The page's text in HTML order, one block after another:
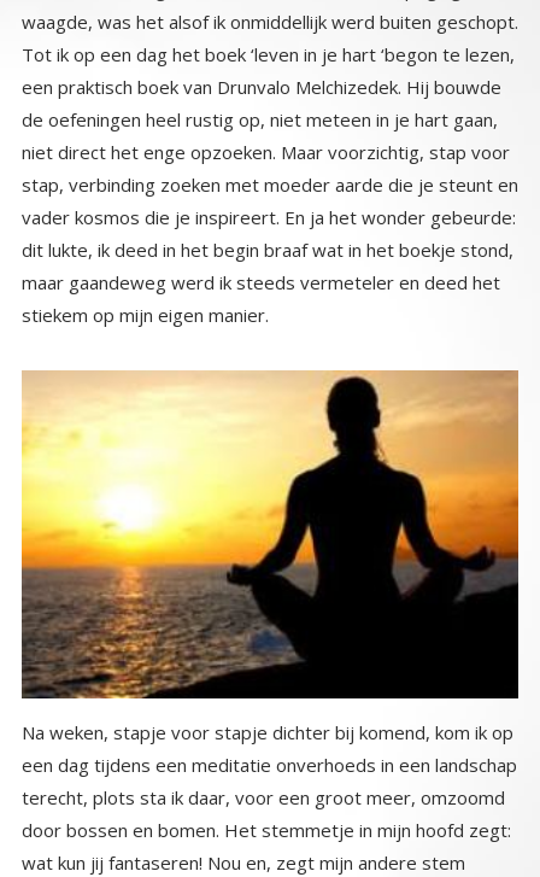
stiekem op mijn eigen manier.
Na weken, stapje voor stapje dichter bij komend, kom ik op
een dag tijdens een meditatie onverhoeds in een landschap
terecht, plots sta ik daar, voor een groot meer, omzoomd
door bossen en bomen. Het stemmetje in mijn hoofd zegt:
wat kun jij fantaseren! Nou en, zegt mijn andere stem